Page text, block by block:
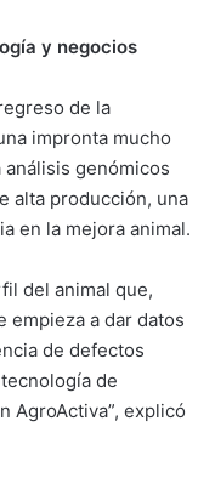
y negocios
de la
impronta mucho
genómicos
alta producción, una
en la mejora animal.
del animal que,
empieza a dar datos
de defectos
de
AgroActiva”, explicó